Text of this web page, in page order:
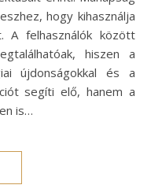
hogy kihasználja
A felhasználók között
hiszen a
újdonságokkal és a
segíti elő, hanem a
is…